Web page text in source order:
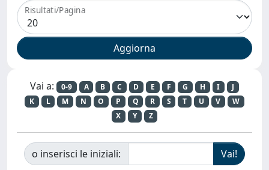
Risultati/Pagina
Vai a: 0-9 A B C D E F G H I
J
K
L M N O P Q R S T U V
W
X
Y Z
o inserisci le iniziali: